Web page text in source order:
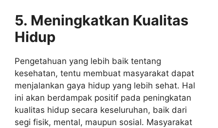
5. Meningkatkan Kualitas
Hidup
Pengetahuan yang lebih baik tentang
kesehatan, tentu membuat masyarakat dapat
menjalankan gaya hidup yang lebih sehat. Hal
ini akan berdampak positif pada peningkatan
kualitas hidup secara keseluruhan, baik dari
segi fisik, mental, maupun sosial. Masyarakat